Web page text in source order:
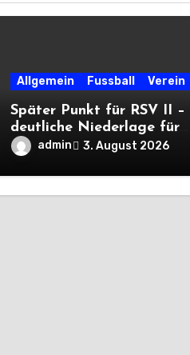
Allgemein Fussball Verein
Später Punkt für RSV II –
deutliche Niederlage für
die Dritte
admin 3. August 2026